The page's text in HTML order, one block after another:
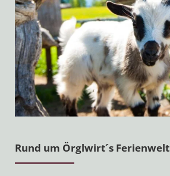
Rund um Örglwirt´s Ferienwelt